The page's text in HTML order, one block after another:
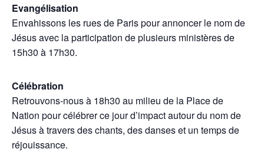
Evangélisation
Envahissons les rues de Paris pour annoncer le nom de
Jésus avec la participation de plusieurs ministères de
15h30 à 17h30.
Célébration
Retrouvons-nous à 18h30 au milieu de la Place de
Nation pour célébrer ce jour d’impact autour du nom de
Jésus à travers des chants, des danses et un temps de
réjouissance.